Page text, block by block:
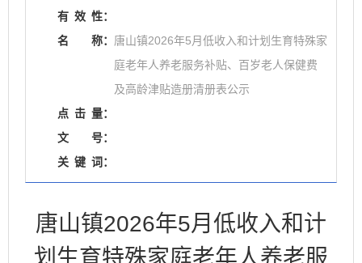
有 效 性：
名
称： 唐山镇2026年5月低收入和计划生育特殊家
庭老年人养老服务补贴、百岁老人保健费
及高龄津贴造册清册表公示
点 击 量：
文
号：
关 键 词：
唐山镇2026年5月低收入和计